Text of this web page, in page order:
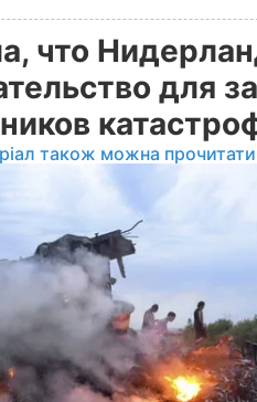
что
для
також можна